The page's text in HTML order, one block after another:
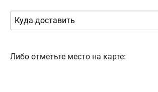
Либо отметьте место на карте: